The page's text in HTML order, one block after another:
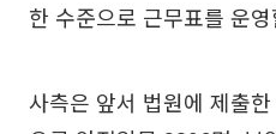
한 수준으로 근무표를 운
사측은 앞서 법원에 제출